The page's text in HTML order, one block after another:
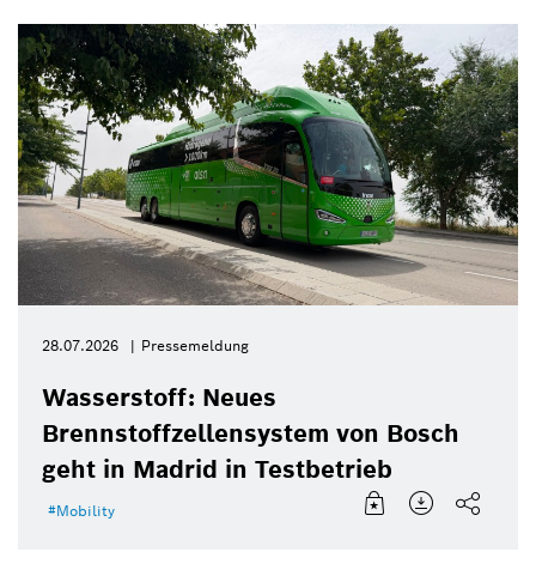
28.07.2026 Pressemeldung
Wasserstoff: Neues
Brennstoffzellensystem von Bosch
geht in Madrid in Testbetrieb
Mobility